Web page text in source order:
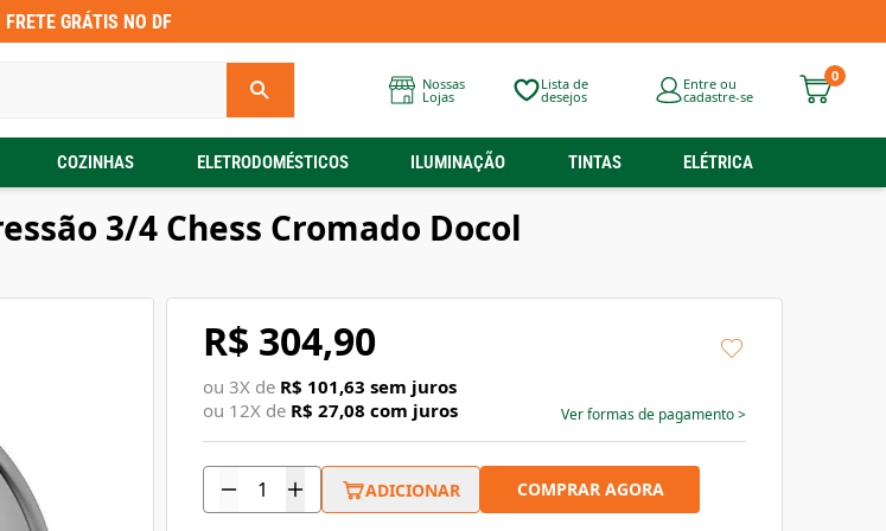
FRETE GRÁTIS NO DF
Nossas
Lojas
Lista de
desejos
Entre ou
cadastre-se
0
COZINHAS ELETRODOMÉSTICOS ILUMINAÇÃO TINTAS ELÉTRICA
3/4 Chess Cromado Docol
R$ 304,90
ou 3X de R$ 101,63 sem juros
ou 12X de R$ 27,08 com juros Ver formas de pagamento>
ADICIONAR COMPRAR AGORA